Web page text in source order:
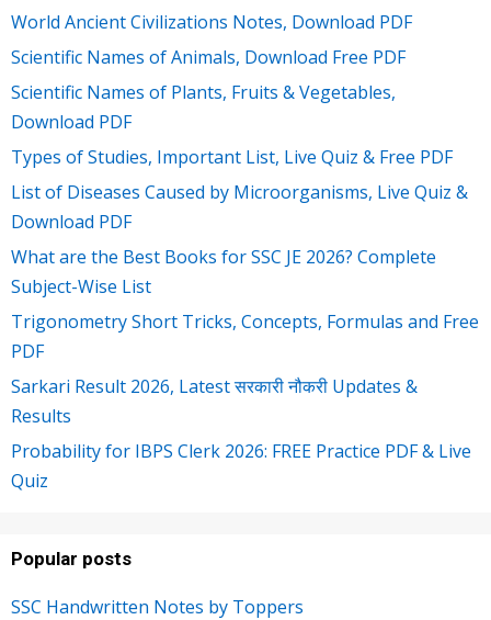
World Ancient Civilizations Notes, Download PDF
Scientific Names of Animals, Download Free PDF
Scientific Names of Plants, Fruits & Vegetables,
Download PDF
Types of Studies, Important List, Live Quiz & Free PDF
List of Diseases Caused by Microorganisms, Live Quiz &
Download PDF
What are the Best Books for SSC JE 2026? Complete
Subject-Wise List
Trigonometry Short Tricks, Concepts, Formulas and Free
PDF
Sarkari Result 2026, Latest सरकारी नौकरी Updates &
Results
Probability for IBPS Clerk 2026: FREE Practice PDF & Live
Quiz
Popular posts
SSC Handwritten Notes by Toppers